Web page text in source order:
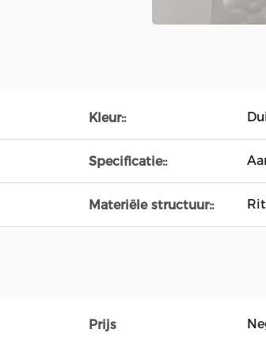
Kleur::
Specificatie::
Materiële structuur::
Prijs